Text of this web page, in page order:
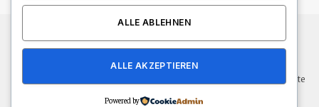
© 2026 Alle Rechte vorbehalten.Leipzig Life
Haftung für Inhalte
Datenschutzerklärung
ALLE ABLEHNEN
ALLE AKZEPTIEREN
Powered by